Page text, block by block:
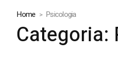
Home Psicologia
Categoria: